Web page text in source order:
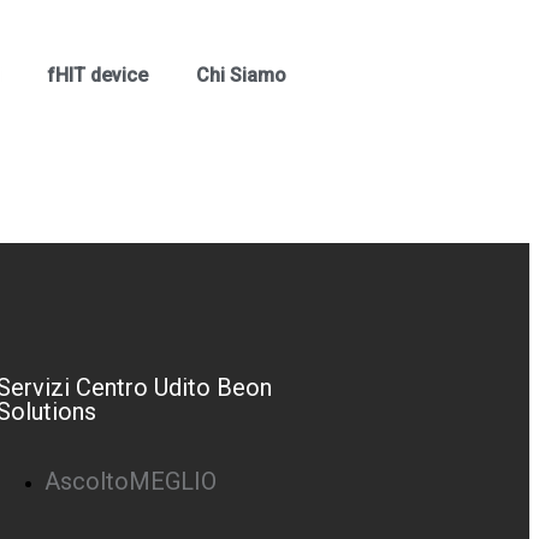
fHIT device Chi Siamo
Centro Udito Beon
AscoltoMEGLIO